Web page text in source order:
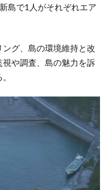
島で1人がそれぞれエア
グ、島の環境維持と改
や調査、島の魅力を訴